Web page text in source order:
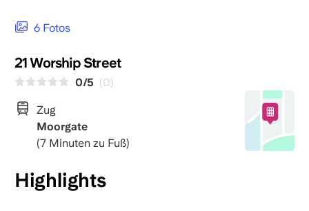
6 Fotos
21 Worship Street
0/5 (0)
Zug
Moorgate
(7 Minuten zu Fuß)
Highlights